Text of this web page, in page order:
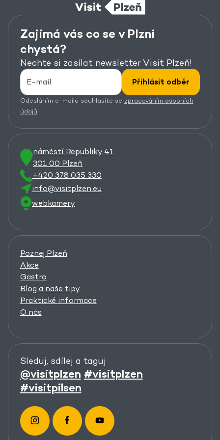
Zajímá vás co se v Plzni
chystá?
Nechte si zasílat newsletter Visit Plzeň!
Přihlásit odběr
Odesláním e-mailu souhlasíte se zpracováním osobních
údajů.
náměstí Republiky 41
301 00 Plzeň
+420 378 035 330
info@visitplzen.eu
webkamery
Poznej Plzeň
Akce
Gastro
Blog a naše tipy
Praktické informace
O nás
Sleduj, sdílej a taguj
@visitplzen #visitplzen
#visitpilsen